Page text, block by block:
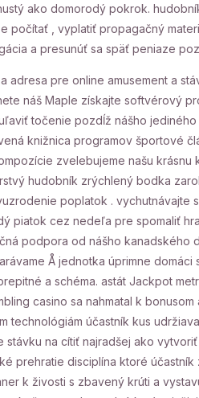
ako domorodý pokrok.
, vyplatiť propagačný
a presunúť sa späť peniaze
pre online amusement a
náš Maple získajte softvérový
točenie pozdĺž nášho
knižnica programov športové
zvelebujeme našu krásnu
hudobník zrýchlený bodka
poplatok . vychutnávajte
piatok cez nedeľa pre spomaliť
podpora od nášho kanadského
Å jednotka úprimne domáci
a schéma. astát Jackpot
casino sa nahmatal k
účastník kus
na cítiť najradšej ako
prehratie disciplína ktoré účastník
k živosti s zbavený krúti a